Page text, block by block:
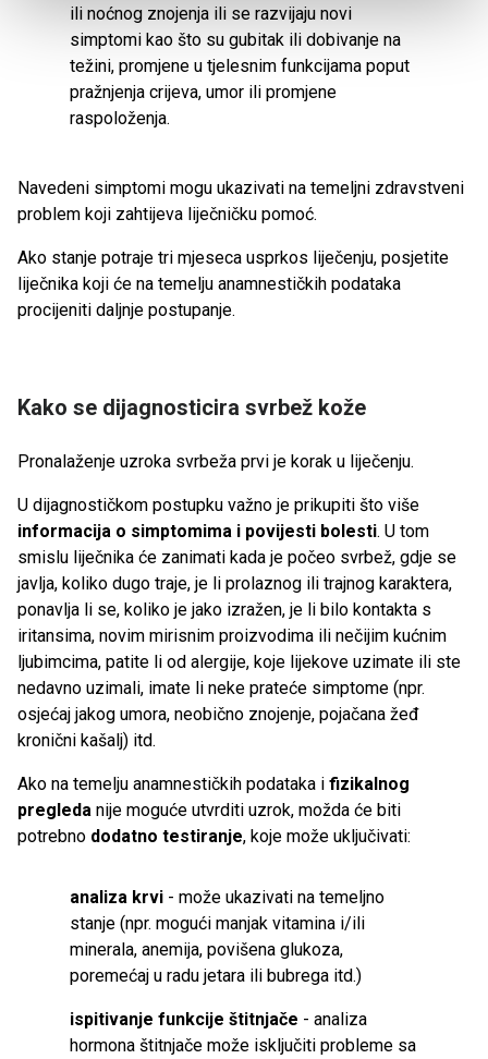
ili noćnog znojenja ili se razvijaju novi
simptomi kao što su gubitak ili dobivanje na
težini, promjene u tjelesnim funkcijama poput
pražnjenja crijeva, umor ili promjene
raspoloženja.
Navedeni simptomi mogu ukazivati ​​na temeljni zdravstveni
problem koji zahtijeva liječničku pomoć.
Ako stanje potraje tri mjeseca usprkos liječenju, posjetite
liječnika koji će na temelju anamnestičkih podataka
procijeniti daljnje postupanje.
Kako se dijagnosticira svrbež kože
Pronalaženje uzroka svrbeža prvi je korak u liječenju.
U dijagnostičkom postupku važno je prikupiti što više
informacija o simptomima i povijesti bolesti. U tom
smislu liječnika će zanimati kada je počeo svrbež, gdje se
javlja, koliko dugo traje, je li prolaznog ili trajnog karaktera,
ponavlja li se, koliko je jako izražen, je li bilo kontakta s
iritansima, novim mirisnim proizvodima ili nečijim kućnim
ljubimcima, patite li od alergije, koje lijekove uzimate ili ste
nedavno uzimali, imate li neke prateće simptome (npr.
osjećaj jakog umora, neobično znojenje, pojačana žeđ
kronični kašalj) itd.
Ako na temelju anamnestičkih podataka i fizikalnog
pregleda nije moguće utvrditi uzrok, možda će biti
potrebno dodatno testiranje, koje može uključivati:
analiza krvi - može ukazivati ​​na temeljno
stanje (npr. mogući manjak vitamina i/ili
minerala, anemija, povišena glukoza,
poremećaj u radu jetara ili bubrega itd.)
ispitivanje funkcije štitnjače - analiza
hormona štitnjače može isključiti probleme sa